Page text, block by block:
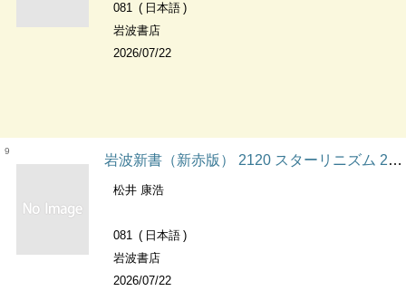
081
日本語
岩波書店
2026/07/22
9
岩波新書（新赤版） 2120 スターリニズム 2120 帝国再興のプロジェクト 岩波新書（新赤版）
松井 康浩
081
日本語
岩波書店
2026/07/22